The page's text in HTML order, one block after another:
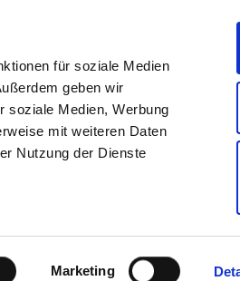
für soziale Medien
geben wir
soziale Medien, Werbung
mit weiteren Daten
Nutzung der Dienste
Marketing
DKV STELLENBÖRSE
BETHEL GGMBH